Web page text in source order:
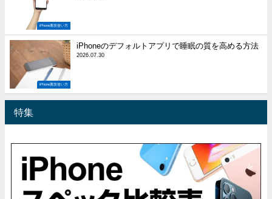
iPhone裏技使い方
iPhone裏技使い方
iPhoneのデフォルトアプリで睡眠の質を高める方法
2026.07.30
特集